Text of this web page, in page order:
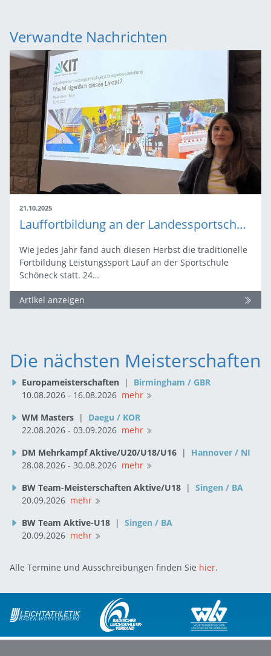
Verwandte Nachrichten
21.10.2025
Lauffortbildung an der Landessportschule Schöneck
Wie jedes Jahr fand auch diesen Herbst die traditionelle
Fortbildung Leistungssport Lauf an der Sportschule
Schöneck statt. 24…
Artikel anzeigen
Die nächsten Meisterschaften
Europameisterschaften |
Birmingham / GBR
10.08.2026 - 16.08.2026 mehr
WM Masters |
Daegu / KOR
22.08.2026 - 03.09.2026 mehr
DM Mehrkampf Aktive/U20/U18/U16 |
Hannover / NI
28.08.2026 - 30.08.2026 mehr
BW Team-Meisterschaften Aktive/U18 | Singen / BA
20.09.2026 mehr
BW Team Aktive-U18 | Singen / BA
20.09.2026 mehr
Alle Termine und Ausschreibungen finden Sie hier.